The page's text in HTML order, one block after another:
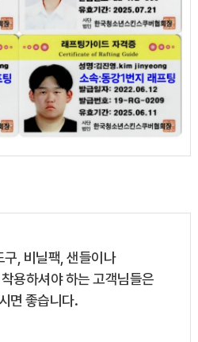
구, 비닐팩, 샌들이나
용하셔야 하는 고객님들은
면 좋습니다.